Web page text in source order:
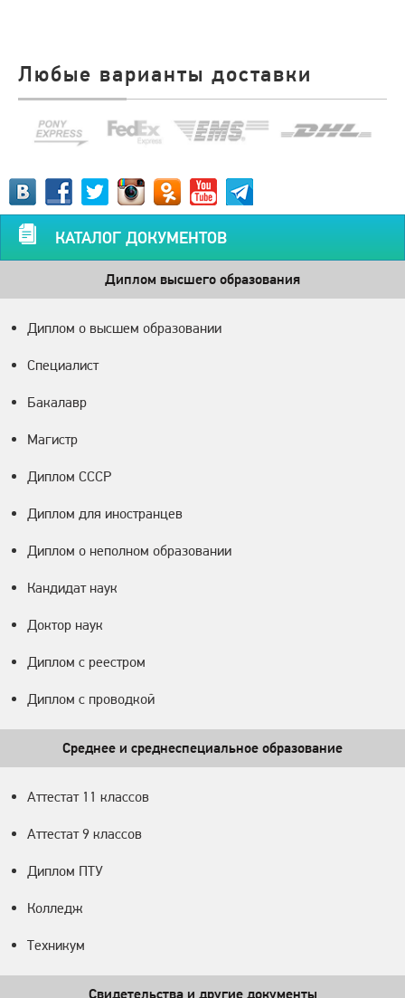
Любые варианты доставки
КАТАЛОГ ДОКУМЕНТОВ
Диплом высшего образования
Диплом о высшем образовании
Специалист
Бакалавр
Магистр
Диплом СССР
Диплом для иностранцев
Диплом о неполном образовании
Кандидат наук
Доктор наук
Диплом с реестром
Диплом с проводкой
Среднее и среднеспециальное образование
Аттестат 11 классов
Аттестат 9 классов
Диплом ПТУ
Колледж
Техникум
Свидетельства и другие документы